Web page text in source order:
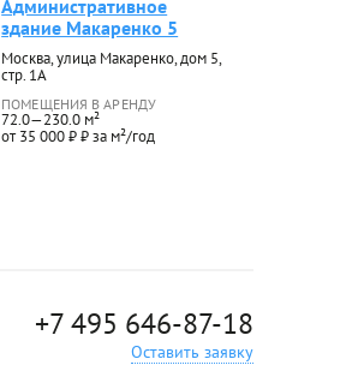
Административное
здание Макаренко 5
Москва, улица Макаренко, дом 5,
стр. 1А
ПОМЕЩЕНИЯ В АРЕНДУ
72.0—230.0 м²
от 35 000 ₽ ₽ за м²/год
+7 495 646-87-18
Оставить заявку